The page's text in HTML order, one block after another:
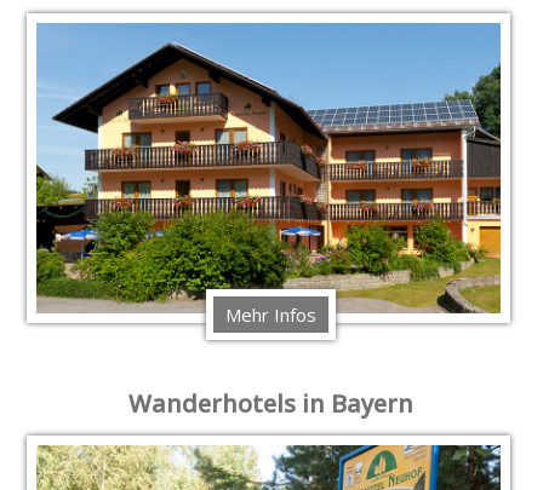
Mehr Infos
Wanderhotels in Bayern